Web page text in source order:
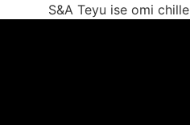
S&A Teyu ise omi